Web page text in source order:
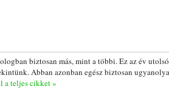
biztosan más, mint a többi. Ez az év
Abban azonban egész biztosan
a teljes cikket »